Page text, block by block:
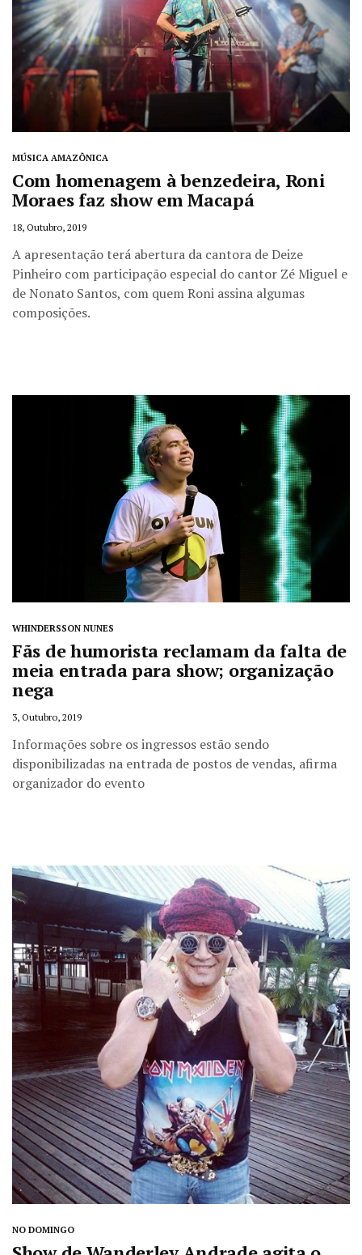
MÚSICA AMAZÔNICA
Com homenagem à benzedeira, Roni
Moraes faz show em Macapá
18, Outubro, 2019
A apresentação terá abertura da cantora de Deize
Pinheiro com participação especial do cantor Zé Miguel e
de Nonato Santos, com quem Roni assina algumas
composições.
WHINDERSSON NUNES
Fãs de humorista reclamam da falta de
meia entrada para show; organização
nega
3, Outubro, 2019
Informações sobre os ingressos estão sendo
disponibilizadas na entrada de postos de vendas, afirma
organizador do evento
NO DOMINGO